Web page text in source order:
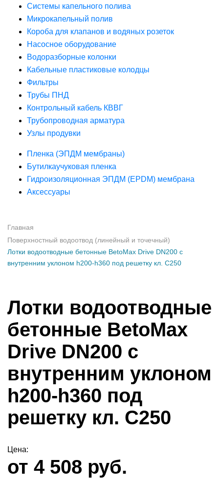
Системы капельного полива
Микрокапельный полив
Короба для клапанов и водяных розеток
Насосное оборудование
Водоразборные колонки
Кабельные пластиковые колодцы
Фильтры
Трубы ПНД
Контрольный кабель КВВГ
Трубопроводная арматура
Узлы продувки
Пленка (ЭПДМ мембраны)
Бутилкаучуковая пленка
Гидроизоляционная ЭПДМ (EPDM) мембрана
Аксессуары
Главная
Поверхностный водоотвод (линейный и точечный)
Лотки водоотводные бетонные BetoMax Drive DN200 с
внутренним уклоном h200-h360 под решетку кл. С250
Лотки водоотводные
бетонные BetoMax
Drive DN200 с
внутренним уклоном
h200-h360 под
решетку кл. С250
Цена:
от 4 508 руб.